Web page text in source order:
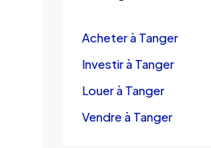
Acheter à Tanger
Investir à Tanger
Louer à Tanger
Vendre à Tanger